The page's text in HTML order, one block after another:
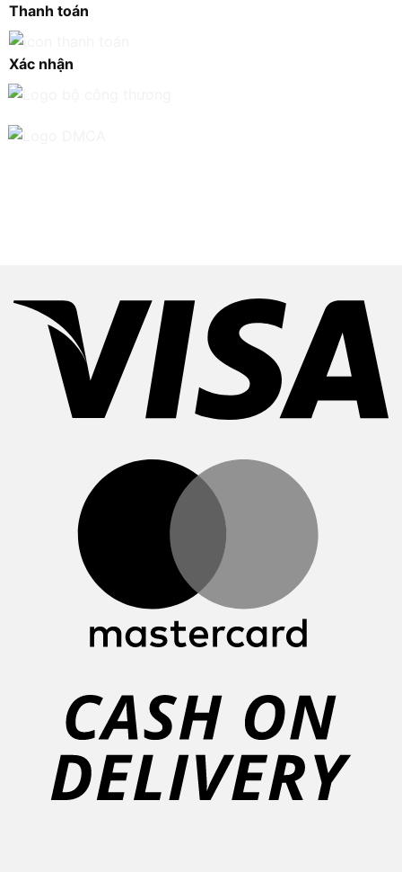
Thanh toán
Xác nhận